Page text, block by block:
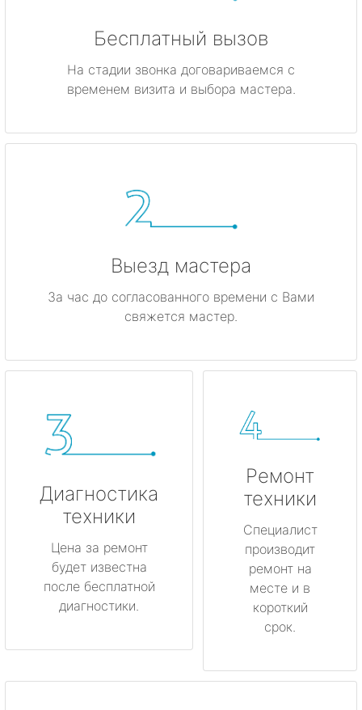
Бесплатный вызов
На стадии звонка договариваемся с
временем визита и выбора мастера.
Выезд мастера
За час до согласованного времени с Вами
свяжется мастер.
Диагностика
техники
Цена за ремонт
будет известна
после бесплатной
диагностики.
Ремонт
техники
Специалист
производит
ремонт на
месте и в
короткий
срок.